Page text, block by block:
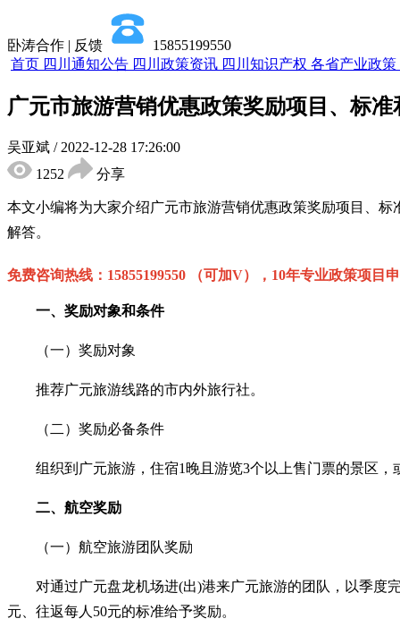
卧涛合作 | 反馈
15855199550
首页 四川通知公告 四川政策资讯 四川知识产权 各省产业政策
广元市旅游营销优惠政策奖励项目、标
吴亚斌 / 2022-12-28 17:26:00
1252
分享
本文小编将为大家介绍广元市旅游营销优惠政策奖励项目、标
解答。
免费咨询热线： 15855199550 （可加V），10年专业政策项目
一、奖励对象和条件
（一）奖励对象
推荐广元旅游线路的市内外旅行社。
（二）奖励必备条件
组织到广元旅游，住宿1晚且游览3个以上售门票的景区
二、航空奖励
（一）航空旅游团队奖励
对通过广元盘龙机场进(出)港来广元旅游的团队，以季度
元、往返每人50元的标准给予奖励。